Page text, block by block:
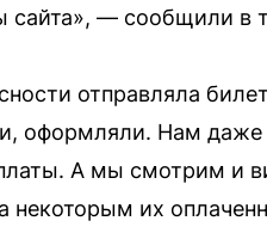
— сообщили в
отправляла
оформляли. Нам даже
А мы смотрим и
некоторым их